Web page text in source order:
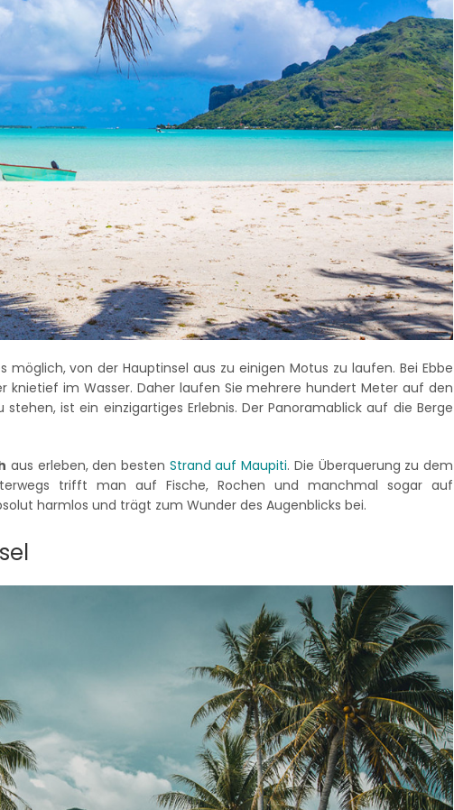
von der Hauptinsel aus zu einigen Motus zu laufen. Bei Ebbe
knietief im Wasser. Daher laufen Sie mehrere hundert Meter auf den
ist ein einzigartiges Erlebnis. Der Panoramablick auf die Berge
aus erleben, den besten Strand auf Maupiti. Die Überquerung zu dem
trifft man auf Fische, Rochen und manchmal sogar auf
harmlos und trägt zum Wunder des Augenblicks bei.